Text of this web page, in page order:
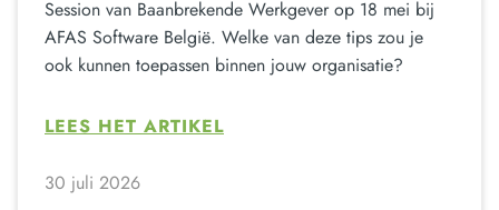
Session van Baanbrekende Werkgever op 18 mei bij
AFAS Software België. Welke van deze tips zou je
ook kunnen toepassen binnen jouw organisatie?
LEES HET ARTIKEL
30 juli 2026